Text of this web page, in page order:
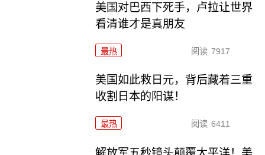
美国对巴西下死手，卢拉让世界
看清谁才是真朋友
最热 阅读 7917
美国如此救日元，背后藏着三重
收割日本的阳谋！
最热 阅读 6411